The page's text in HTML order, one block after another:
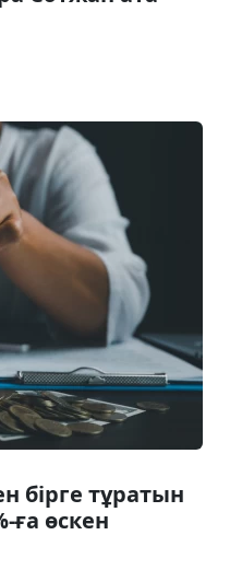
бірге тұратын
ға өскен